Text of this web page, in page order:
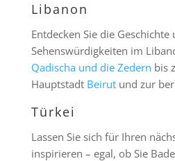
Libanon
Entdecken Sie die Geschichte
Sehenswürdigkeiten im
Qadischa und die Zedern bis
Hauptstadt Beirutund zur
Türkei
Lassen Sie sich für Ihren
inspirieren – egal, ob Sie